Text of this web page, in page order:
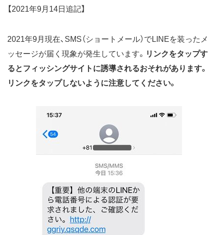
【2021年9月14日追記】
2021年9月現在、SMS（ショートメール）でLINEを装ったメ
ッセージが届く現象が発生しています。 リンクをタップす
るとフィッシングサイトに誘導されるおそれがあります。
リンクをタップしないように注意してください。